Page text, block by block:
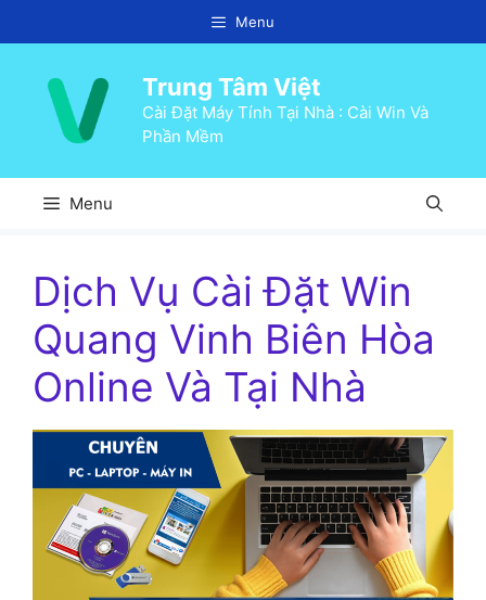
đến
Menu
Trung Tâm Việt
Cài Đặt Máy Tính Tại Nhà : Cài Win Và
Phần Mềm
Menu
Dịch Vụ Cài Đặt Win
Quang Vinh Biên Hòa
Online Và Tại Nhà